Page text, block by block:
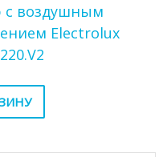
с воздушным
Electrolux